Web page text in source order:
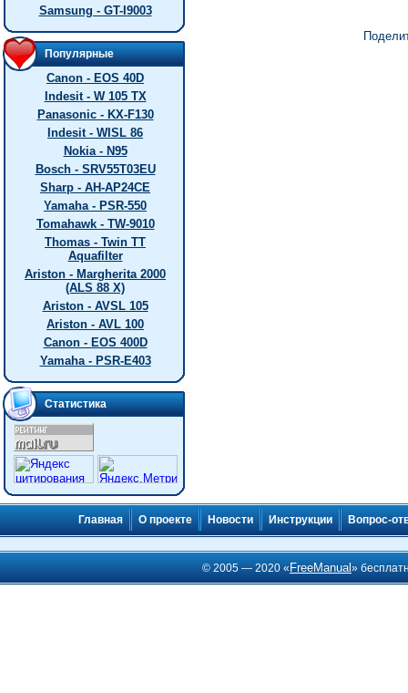
Samsung - GT-I9003
Популярные
Canon - EOS 40D
Indesit - W 105 TX
Panasonic - KX-F130
Indesit - WISL 86
Nokia - N95
Bosch - SRV55T03EU
Sharp - AH-AP24CE
Yamaha - PSR-550
Tomahawk - TW-9010
Thomas - Twin TT
Aquafilter
Ariston - Margherita 2000
(ALS 88 X)
Ariston - AVSL 105
Ariston - AVL 100
Canon - EOS 400D
Yamaha - PSR-E403
Статистика
Главная О проекте Новости Инструкции Вопрос-
© 2005 — 2020 « FreeManual»